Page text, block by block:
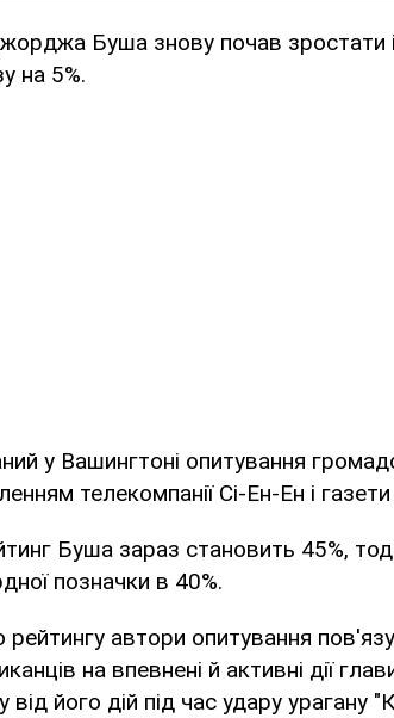
Буша знову почав зростати і
на 5%.
у Вашингтоні опитування
телекомпанії Сі-Ен-Ен і газети
Буша зараз становить 45%,
позначки в 40%.
рейтингу автори опитування
на впевнені й активні дії
від його дій під час удару урагану